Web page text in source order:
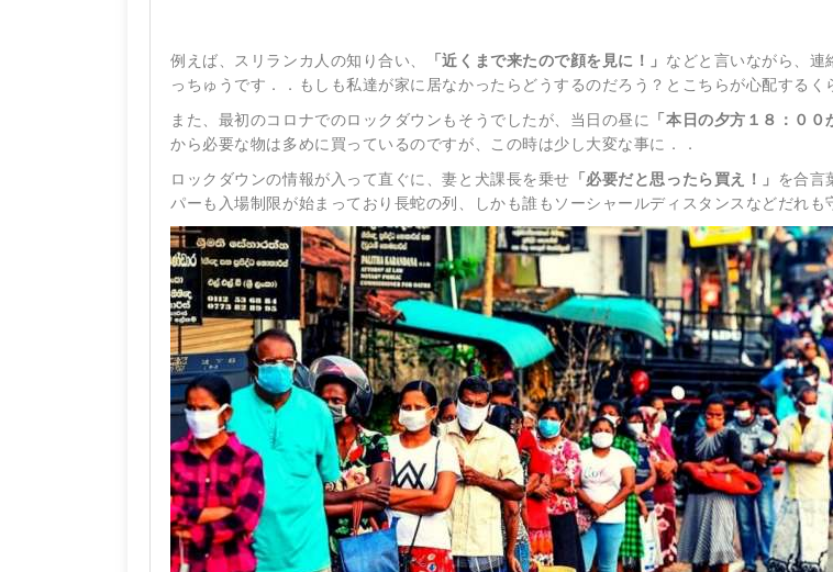
例えば、スリランカ人の知り合い、 「近くまで来たので顔を見に！」 などと言いながら、連
っちゅうです．．もしも私達が家に居なかったらどうするのだろう？とこちらが心配するく
また、最初のコロナでのロックダウンもそうでしたが、当日の昼に 「本日の夕方１８：００
から必要な物は多めに買っているのですが、この時は少し大変な事に．．
ロックダウンの情報が入って直ぐに、妻と犬課長を乗せ 「必要だと思ったら買え！」 を合言
パーも入場制限が始まっており長蛇の列、しかも誰もソーシャールディスタンスなどだれも